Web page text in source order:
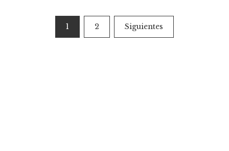
Paginación
1 2 Siguientes